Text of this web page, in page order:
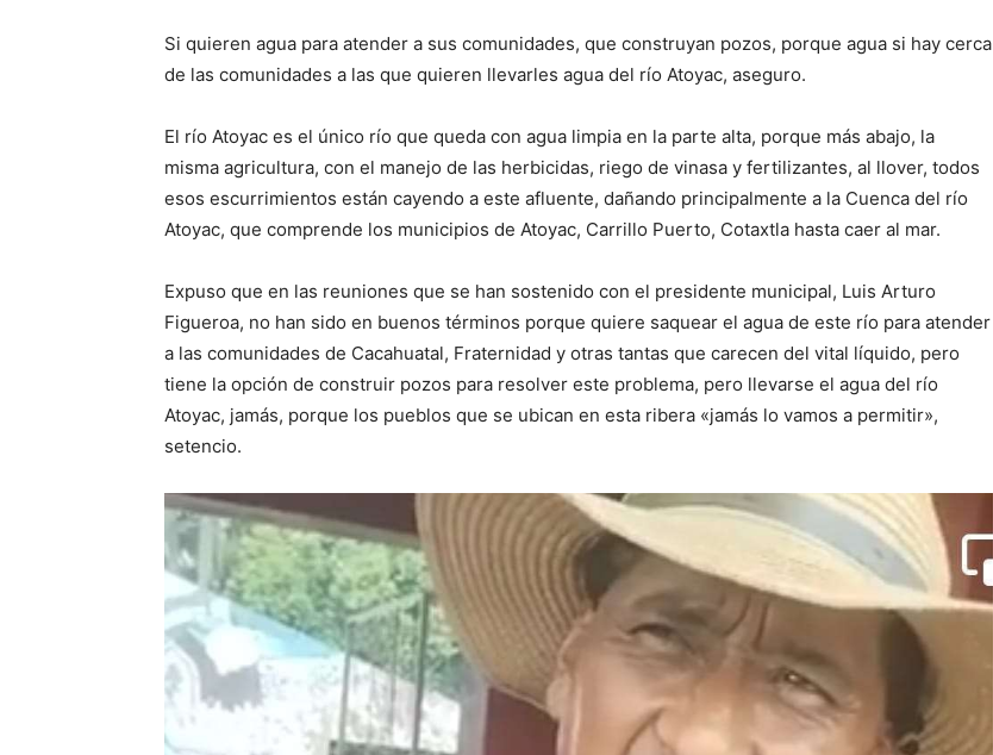
Si quieren agua para atender a sus comunidades, que construyan pozos, porque agua si hay cerca
de las comunidades a las que quieren llevarles agua del río Atoyac, aseguro.
El río Atoyac es el único río que queda con agua limpia en la parte alta, porque más abajo, la
misma agricultura, con el manejo de las herbicidas, riego de vinasa y fertilizantes, al llover, todos
esos escurrimientos están cayendo a este afluente, dañando principalmente a la Cuenca del río
Atoyac, que comprende los municipios de Atoyac, Carrillo Puerto, Cotaxtla hasta caer al mar.
Expuso que en las reuniones que se han sostenido con el presidente municipal, Luis Arturo
Figueroa, no han sido en buenos términos porque quiere saquear el agua de este río para atender
a las comunidades de Cacahuatal, Fraternidad y otras tantas que carecen del vital líquido, pero
tiene la opción de construir pozos para resolver este problema, pero llevarse el agua del río
Atoyac, jamás, porque los pueblos que se ubican en esta ribera «jamás lo vamos a permitir»,
setencio.